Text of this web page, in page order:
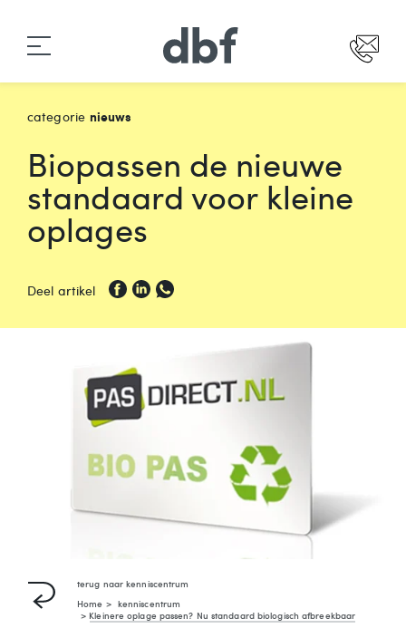
categorie nieuws
Biopassen de nieuwe
standaard voor kleine
oplages
Deel artikel
terug naarkenniscentrum
Home
kenniscentrum
Kleinere oplage passen? Nu standaard biologisch afbreekbaar